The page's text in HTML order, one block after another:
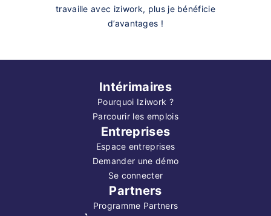
travaille avec iziwork, plus je bénéficie
d’avantages !
Intérimaires
Pourquoi Iziwork ?
Parcourir les emplois
Entreprises
Espace entreprises
Demander une démo
Se connecter
Partners
Programme Partners